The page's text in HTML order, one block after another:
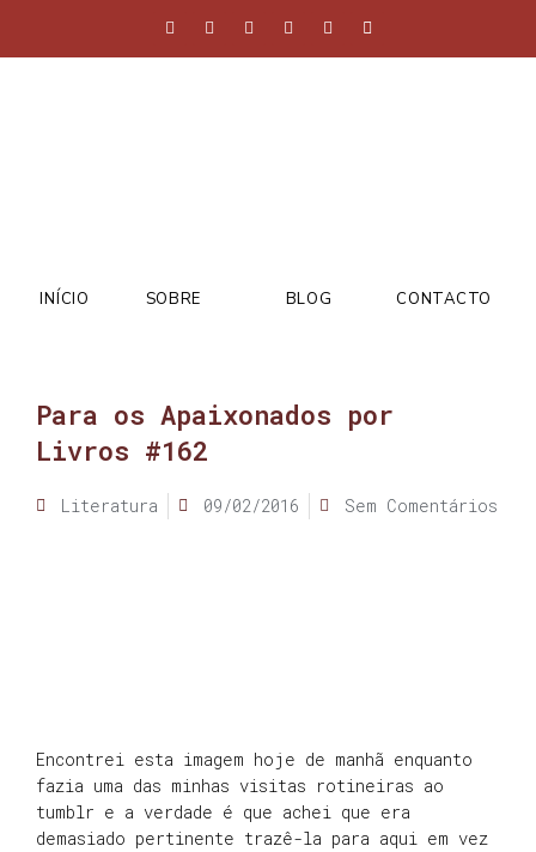
INÍCIO SOBRE BLOG CONTACTO
Para os Apaixonados por
Livros #162
Literatura 09/02/2016 Sem Comentários
Encontrei esta imagem hoje de manhã enquanto
fazia uma das minhas visitas rotineiras ao
tumblr e a verdade é que achei que era
demasiado pertinente trazê-la para aqui em vez